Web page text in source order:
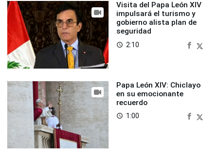
Visita del Papa León XIV
impulsará el turismo y
gobierno alista plan de
seguridad
access_time 2:10
Papa León XIV: Chiclayo
en su emocionante
recuerdo
access_time 1:00